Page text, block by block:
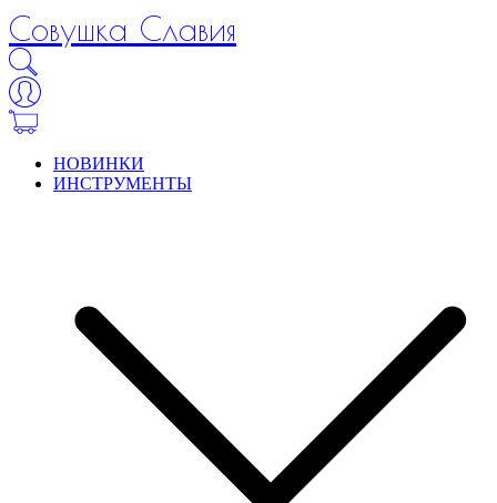
Совушка Славия
НОВИНКИ
ИНСТРУМЕНТЫ